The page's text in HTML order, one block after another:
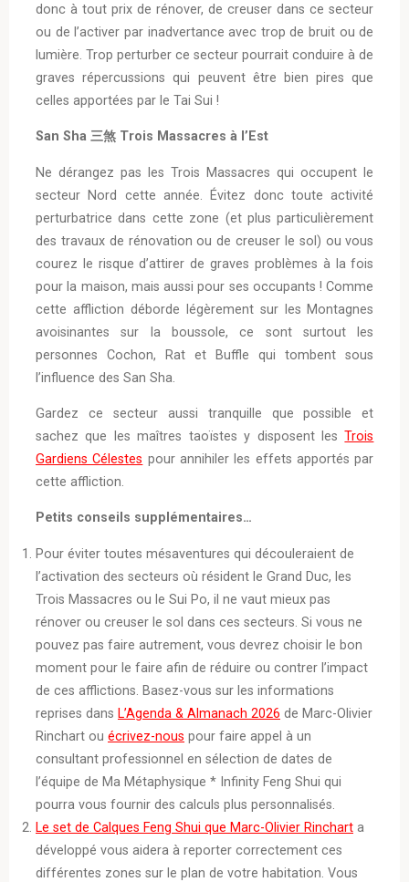
donc à tout prix de rénover, de creuser dans ce secteur
ou de l’activer par inadvertance avec trop de bruit ou de
lumière. Trop perturber ce secteur pourrait conduire à de
graves répercussions qui peuvent être bien pires que
celles apportées par le Tai Sui !
San Sha 三煞 Trois Massacres à l’Est
Ne dérangez pas les Trois Massacres qui occupent le
secteur Nord cette année. Évitez donc toute activité
perturbatrice dans cette zone (et plus particulièrement
des travaux de rénovation ou de creuser le sol) ou vous
courez le risque d’attirer de graves problèmes à la fois
pour la maison, mais aussi pour ses occupants ! Comme
cette affliction déborde légèrement sur les Montagnes
avoisinantes sur la boussole, ce sont surtout les
personnes Cochon, Rat et Buffle qui tombent sous
l’influence des San Sha.
Gardez ce secteur aussi tranquille que possible et
sachez que les maîtres taoïstes y disposent lesTrois
Gardiens Célestes pour annihiler les effets apportés par
cette affliction.
Petits conseils supplémentaires…
Pour éviter toutes mésaventures qui découleraient de
l’activation des secteurs où résident le Grand Duc, les
Trois Massacres ou le Sui Po, il ne vaut mieux pas
rénover ou creuser le sol dans ces secteurs. Si vous ne
pouvez pas faire autrement, vous devrez choisir le bon
moment pour le faire afin de réduire ou contrer l’impact
de ces afflictions. Basez-vous sur les informations
reprises dans L’Agenda & Almanach 2026 de Marc-Olivier
Rinchart ou écrivez-nous pour faire appel à un
consultant professionnel en sélection de dates de
l’équipe de Ma Métaphysique * Infinity Feng Shui qui
pourra vous fournir des calculs plus personnalisés.
Le set de Calques Feng Shui que Marc-Olivier Rincharta
développé vous aidera à reporter correctement ces
différentes zones sur le plan de votre habitation. Vous